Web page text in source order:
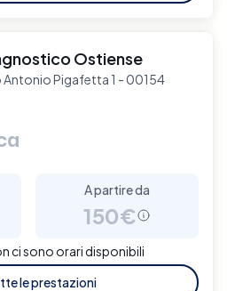
Ostiense
Antonio Pigafetta 1 - 00154
A partire da
150€
ci sono orari disponibili
le prestazioni